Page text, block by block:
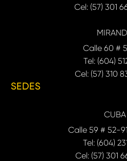
Cel: (57) 301
Calle 60 #
Tel: (604)
Cel: (57) 310
SEDES
CUBA
Calle 59 # 52-
Tel: (604)
Cel: (57) 301